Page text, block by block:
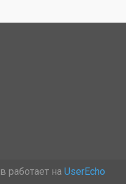
работает на UserEcho